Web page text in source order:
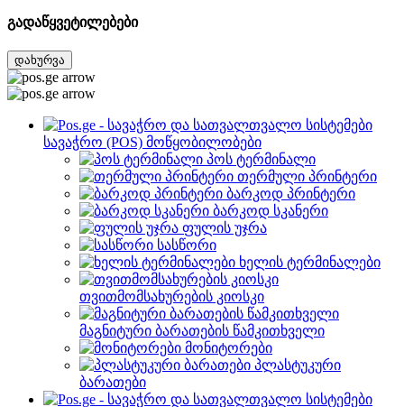
გადაწყვეტილებები
დახურვა
სავაჭრო (POS) მოწყობილობები
პოს ტერმინალი
თერმული პრინტერი
ბარკოდ პრინტერი
ბარკოდ სკანერი
ფულის უჯრა
სასწორი
ხელის ტერმინალები
თვითმომსახურების კიოსკი
მაგნიტური ბარათების წამკითხველი
მონიტორები
პლასტუკური
ბარათები